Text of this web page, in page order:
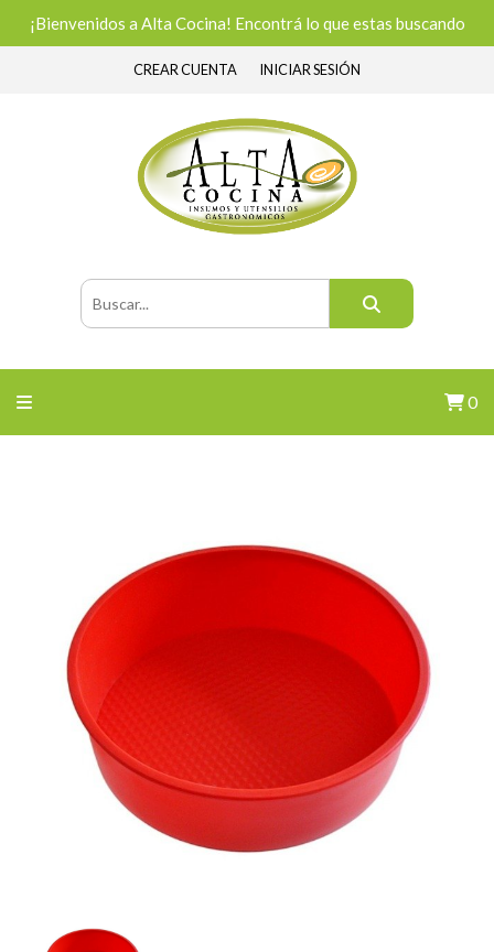
¡Bienvenidos a Alta Cocina! Encontrá lo que estas buscando
CREAR CUENTA INICIAR SESIÓN
0